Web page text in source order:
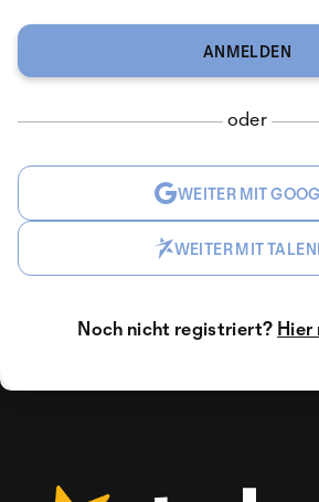
oder
WEITER MIT
WEITER MIT
Noch nicht registriert? Hier